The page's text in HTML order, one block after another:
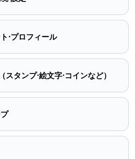
⋅プロフィール
スタンプ⋅絵文字⋅コインなど）